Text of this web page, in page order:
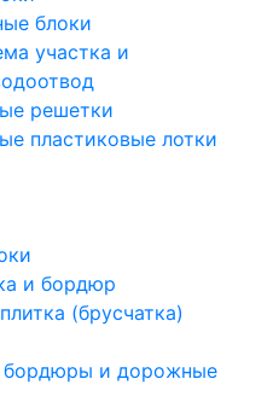
блоки
участка и
решетки
пластиковые лотки
и бордюр
(брусчатка)
бордюры и дорожные